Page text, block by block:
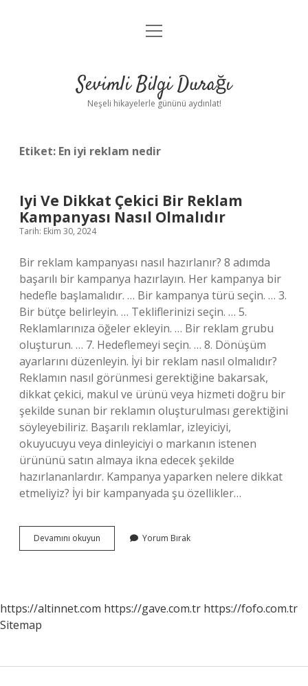
Anasayfa
Yasal Uyarı
menüyü
Sevimli Bilgi Durağı
Neşeli hikayelerle gününü aydınlat!
Etiket: En iyi reklam nedir
Iyi Ve Dikkat Çekici Bir Reklam
Kampanyası Nasıl Olmalıdır
Tarih: Ekim 30, 2024
Bir reklam kampanyası nasıl hazırlanır? 8 adımda
başarılı bir kampanya hazırlayın. Her kampanya bir
hedefle başlamalıdır. … Bir kampanya türü seçin. … 3.
Bir bütçe belirleyin. … Tekliflerinizi seçin. … 5.
Reklamlarınıza öğeler ekleyin. … Bir reklam grubu
oluşturun. … 7. Hedeflemeyi seçin. … 8. Dönüşüm
ayarlarını düzenleyin. İyi bir reklam nasıl olmalıdır?
Reklamın nasıl görünmesi gerektiğine bakarsak,
dikkat çekici, makul ve ürünü veya hizmeti doğru bir
şekilde sunan bir reklamın oluşturulması gerektiğini
söyleyebiliriz. Başarılı reklamlar, izleyiciyi,
okuyucuyu veya dinleyiciyi o markanın istenen
ürününü satın almaya ikna edecek şekilde
hazırlananlardır. Kampanya yaparken nelere dikkat
etmeliyiz? İyi bir kampanyada şu özellikler…
Devamını okuyun
Ve
Kampanyası
Yorum Bırak
https://altinnet.com https://gave.com.tr https://fofo.com.tr
Sitemap